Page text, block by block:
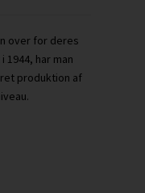
over for deres
1944, har man
produktion af